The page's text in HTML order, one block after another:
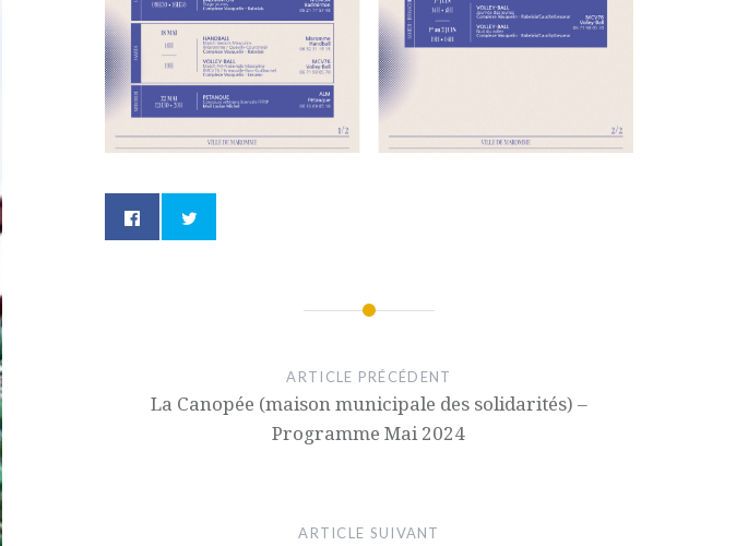
Navigation
de
l’article
ARTICLE PRÉCÉDENT
La Canopée (maison municipale des solidarités) –
Programme Mai 2024
ARTICLE SUIVANT